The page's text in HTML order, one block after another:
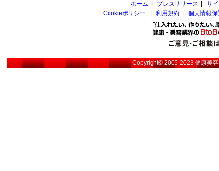
ホーム
プレスリリース
サ
Cookieポリシー
利用規約 個人情報
Copyright© 2005-2023健康美